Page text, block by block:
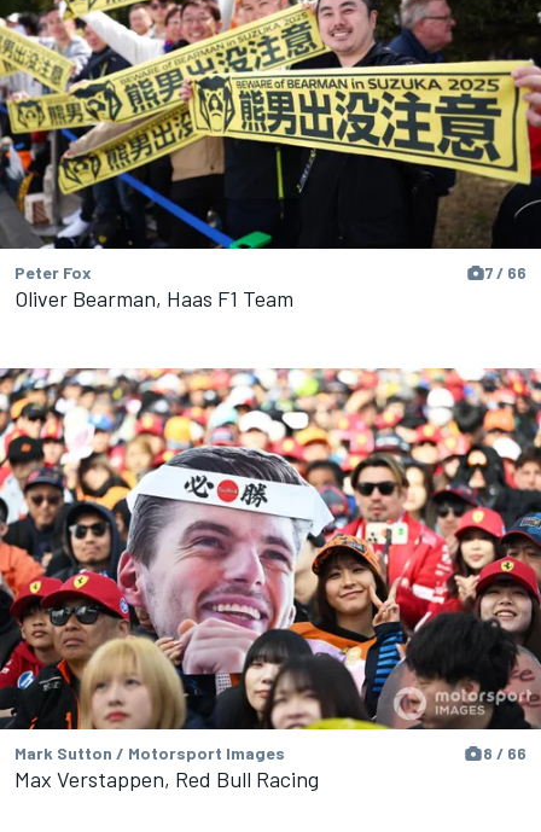
Peter Fox 7 / 66
Oliver Bearman, Haas F1 Team
Mark Sutton / Motorsport Images 8 / 66
Max Verstappen, Red Bull Racing